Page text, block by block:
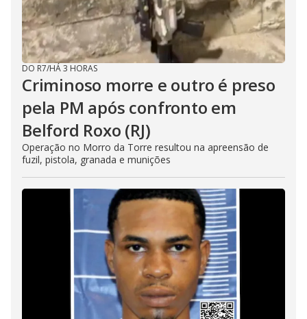
DO R7/HÁ 3 HORAS
Criminoso morre e outro é preso
pela PM após confronto em
Belford Roxo (RJ)
Operação no Morro da Torre resultou na apreensão de
fuzil, pistola, granada e munições